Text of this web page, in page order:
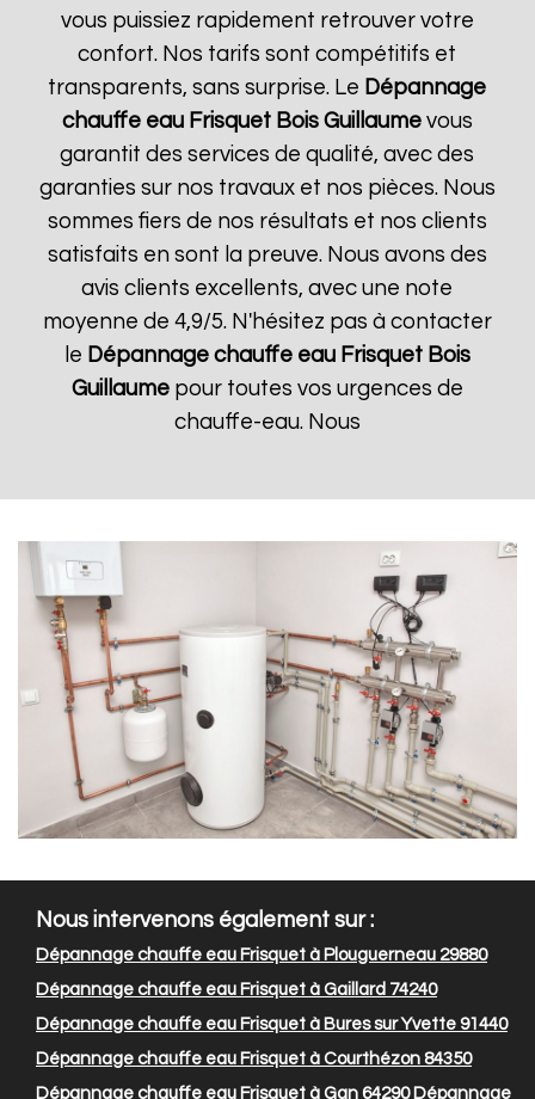
vous puissiez rapidement retrouver votre
confort. Nos tarifs sont compétitifs et
transparents, sans surprise. Le Dépannage
chauffe eau Frisquet Bois Guillaumevous
garantit des services de qualité, avec des
garanties sur nos travaux et nos pièces. Nous
sommes fiers de nos résultats et nos clients
satisfaits en sont la preuve. Nous avons des
avis clients excellents, avec une note
moyenne de 4,9/5. N'hésitez pas à contacter
le Dépannage chauffe eau Frisquet Bois
Guillaumepour toutes vos urgences de
chauffe-eau. Nous
Nous intervenons également sur :
Dépannage chauffe eau Frisquet à Plouguerneau 29880
Dépannage chauffe eau Frisquet à Gaillard 74240
Dépannage chauffe eau Frisquet à Bures sur Yvette 91440
Dépannage chauffe eau Frisquet à Courthézon 84350
Dépannage chauffe eau Frisquet à Gan 64290Dépannage